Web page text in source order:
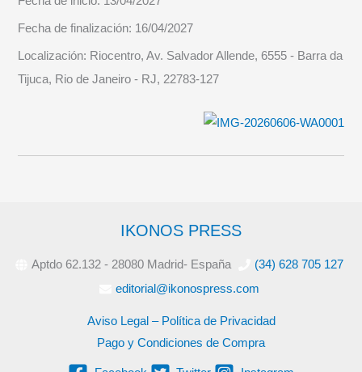
Fecha de finalización: 16/04/2027
Localización: Riocentro, Av. Salvador Allende, 6555 - Barra da
Tijuca, Rio de Janeiro - RJ, 22783-127
IKONOS PRESS
Aptdo 62.132 - 28080 Madrid- España
(34) 628 705 127
editorial@ikonospress.com
Aviso Legal – Política de Privacidad
Pago y Condiciones de Compra